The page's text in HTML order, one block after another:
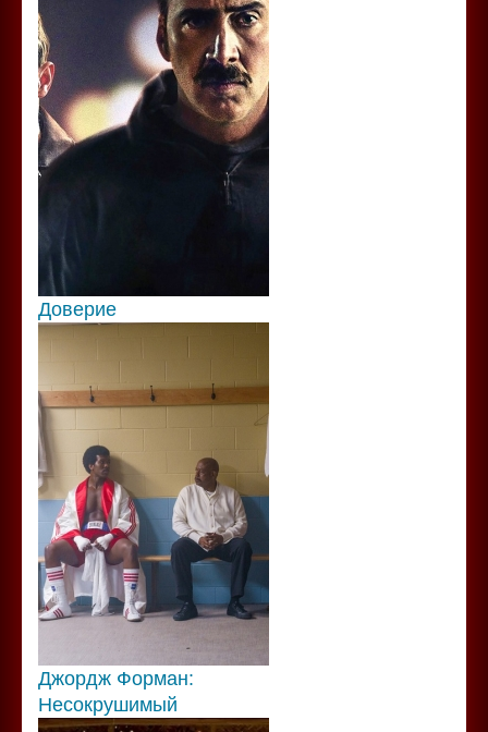
Доверие
Джордж Форман:
Несокрушимый